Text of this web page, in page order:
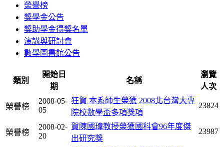
榮譽榜
獎學金公告
獎助學金得獎名單
演講與研討會
數學圖書館公告
類別
開始日
期
名稱
瀏覽
人次
榮譽榜
2008-05-
05
狂賀 本系師生榮獲 2008北台灣大專
院校數學盃多項獎項
23824
榮譽榜
2008-02-
20
賀陳國璋教授榮獲國科會96年度傑
出研究獎
23987